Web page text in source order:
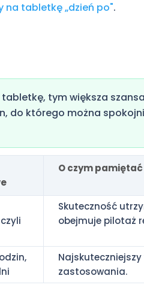
na tabletkę „dzień po".
tym większa
do którego można
O czym pamiętać
Skuteczność
obejmuje pilotaż
zastosowania.